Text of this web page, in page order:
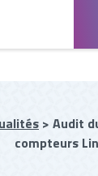
> Audit
compteurs